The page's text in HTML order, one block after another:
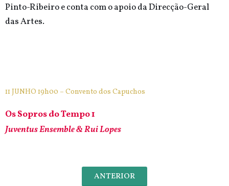
Pinto-Ribeiro e conta com o apoio da Direcção-Geral
das Artes.
11 JUNHO 19h00 – Convento dos Capuchos
Os Sopros do Tempo 1
Juventus Ensemble & Rui Lopes
ANTERIOR